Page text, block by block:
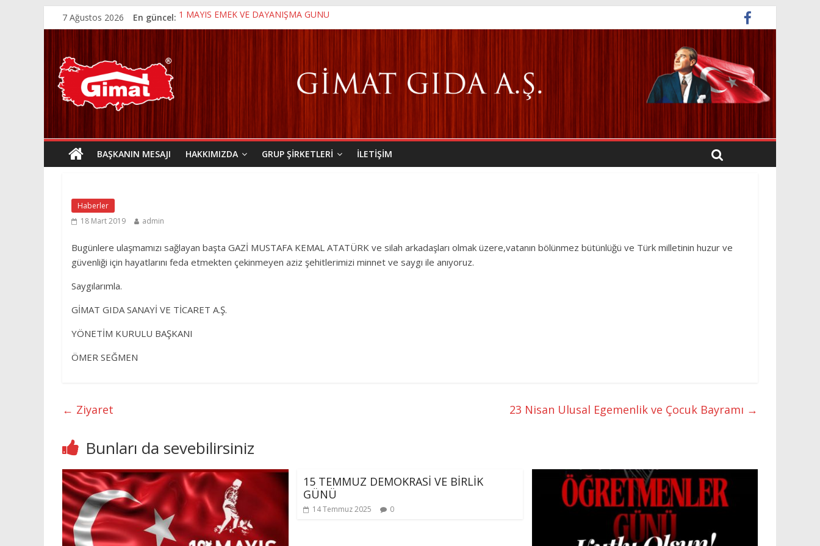
7 Ağustos 2026 En güncel: 1 MAYIS EMEK VE DAYANIŞMA GÜNÜ
15 TEMMUZ DEMOKRASİ VE MİLLİ BİRLİK GÜNÜ
ANNELER GÜNÜ
BAŞKANIN MESAJI HAKKIMIZDA GRUP ŞIRKETLERI İLETIŞIM
Haberler
18 Mart 2019
admin
Bugünlere ulaşmamızı sağlayan başta GAZİ MUSTAFA KEMAL ATATÜRK ve silah arkadaşları olmak üzere,vatanın bölünmez bütünlüğü ve Türk milletinin huzur ve
güvenliği için hayatlarını feda etmekten çekinmeyen aziz şehitlerimizi minnet ve saygı ile anıyoruz.
Saygılarımla.
GİMAT GIDA SANAYİ VE TİCARET A.Ş.
YÖNETİM KURULU BAŞKANI
ÖMER SEĞMEN
← Ziyaret 23 Nisan Ulusal Egemenlik ve Çocuk Bayramı →
Bunları da sevebilirsiniz
15 TEMMUZ DEMOKRASİ VE BİRLİK
GÜNÜ
14 Temmuz 2025 0